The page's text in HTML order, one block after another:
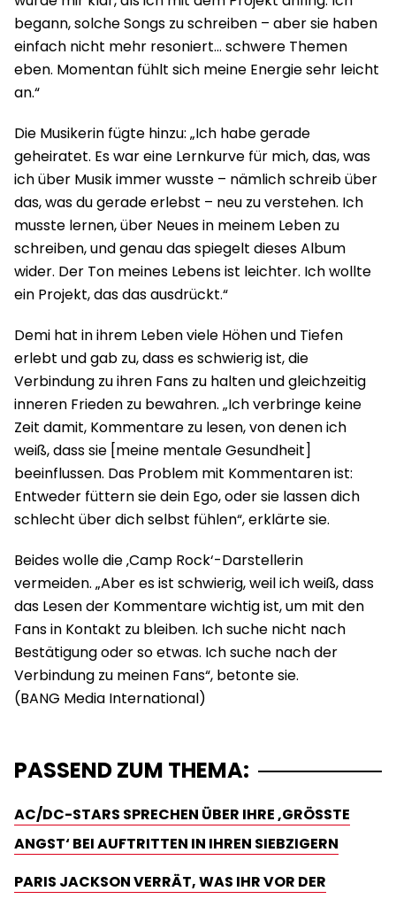
begann, solche Songs zu schreiben – aber sie haben
einfach nicht mehr resoniert… schwere Themen
eben. Momentan fühlt sich meine Energie sehr leicht
an.“
Die Musikerin fügte hinzu: „Ich habe gerade
geheiratet. Es war eine Lernkurve für mich, das, was
ich über Musik immer wusste – nämlich schreib über
das, was du gerade erlebst – neu zu verstehen. Ich
musste lernen, über Neues in meinem Leben zu
schreiben, und genau das spiegelt dieses Album
wider. Der Ton meines Lebens ist leichter. Ich wollte
ein Projekt, das das ausdrückt.“
Demi hat in ihrem Leben viele Höhen und Tiefen
erlebt und gab zu, dass es schwierig ist, die
Verbindung zu ihren Fans zu halten und gleichzeitig
inneren Frieden zu bewahren. „Ich verbringe keine
Zeit damit, Kommentare zu lesen, von denen ich
weiß, dass sie [meine mentale Gesundheit]
beeinflussen. Das Problem mit Kommentaren ist:
Entweder füttern sie dein Ego, oder sie lassen dich
schlecht über dich selbst fühlen“, erklärte sie.
Beides wolle die ‚Camp Rock‘-Darstellerin
vermeiden. „Aber es ist schwierig, weil ich weiß, dass
das Lesen der Kommentare wichtig ist, um mit den
Fans in Kontakt zu bleiben. Ich suche nicht nach
Bestätigung oder so etwas. Ich suche nach der
Verbindung zu meinen Fans“, betonte sie.
PASSEND ZUM THEMA:
AC/DC-STARS SPRECHEN ÜBER IHRE ‚GRÖSSTE A
NGST‘ BEI AUFTRITTEN IN IHREN SIEBZIGERN
PARIS JACKSON VERRÄT, WAS IHR VOR DER